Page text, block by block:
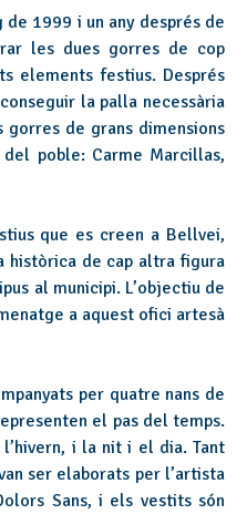
1999 i un any després de
les dues gorres de cop
elements festius. Després
la palla necessària
gorres de grans dimensions
poble: Carme Marcillas,
que es creen a Bellvei,
històrica de cap altra figura
al municipi. L’objectiu de
a aquest ofici artesà
per quatre nans de
el pas del temps.
i la nit i el dia. Tant
ser elaborats per l’artista
Sans, i els vestits són